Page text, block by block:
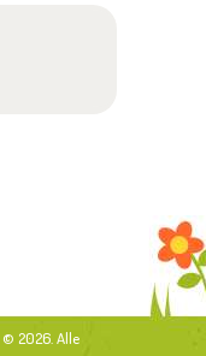
© 2026. Alle